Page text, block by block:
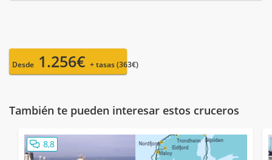
Desde 1.256€ + tasas (363€)
También te pueden interesar estos cruceros
8,8